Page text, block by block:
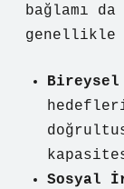
bağlamı
genellikle
Sosyal